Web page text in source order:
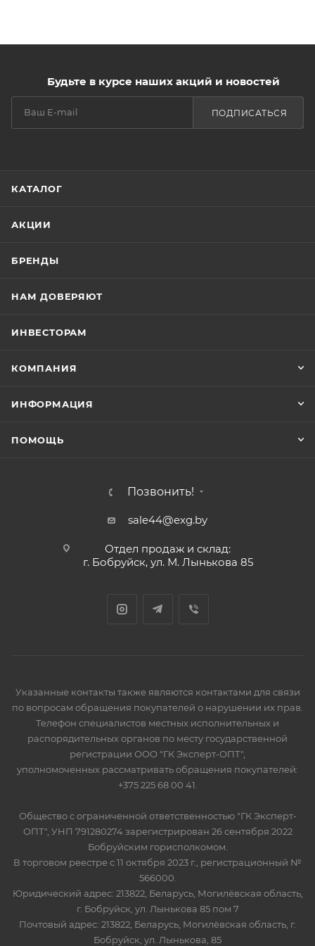
Действие:
Будьте в курсе наших акций и новостей
ПОДПИСАТЬСЯ
КАТАЛОГ
АКЦИИ
БРЕНДЫ
НАМ ДОВЕРЯЮТ
ИНВЕСТОРАМ
КОМПАНИЯ
ИНФОРМАЦИЯ
ПОМОЩЬ
Позвонить!
sale44@exg.by
Отдел продаж и склад:
г. Бобруйск, ул. М. Лынькова 85
Указанные контакты также являются контактами для связи
по вопросам обращения покупателей о нарушении их прав.
Телефон специалистов местных исполнительных и
распорядительных органов по месту государственной
регистрации ООО "ГК Эксперт-ОПТ",
уполномоченных рассматривать обращения покупателей:
+375 225 68 00 41.
Общество с ограниченной ответственностью "ГК Эксперт-
ОПТ", УНП 791280274 зарегистрирован 26 сентября 2022
Бобруйским горисполкомом.
В торговом реестре с 11 октября 2023 г., регистрационный №
566000.
Юридический адрес: 213822, Беларусь, Могилёвская область,
г. Бобруйск, ул. Лынькова 85 пом 7
Почтовый адрес: 213822, Беларусь, Могилёвская область, г.
Бобруйск, ул. Лынькова, 85